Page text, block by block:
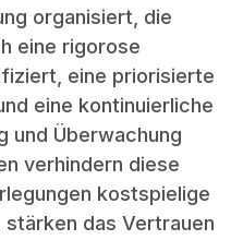
organisiert, die
eine rigorose
eine priorisierte
eine kontinuierliche
und Überwachung
verhindern diese
kostspielige
das Vertrauen